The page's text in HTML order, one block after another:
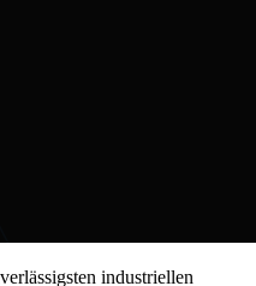
industriellen